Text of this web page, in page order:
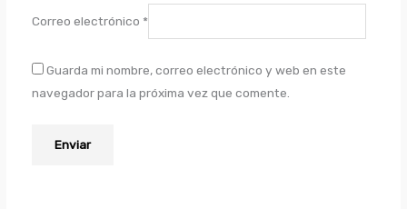
Correo electrónico *
Guarda mi nombre, correo electrónico y web en este
navegador para la próxima vez que comente.